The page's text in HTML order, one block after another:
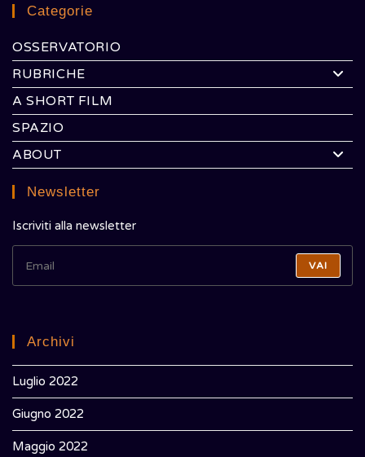
Categorie
OSSERVATORIO
RUBRICHE
A SHORT FILM
SPAZIO
ABOUT
Newsletter
Iscriviti alla newsletter
VAI
Archivi
Luglio 2022
Giugno 2022
Maggio 2022